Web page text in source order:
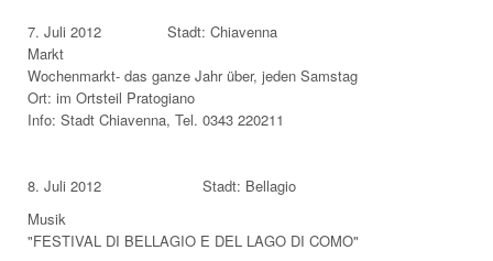
7. Juli 2012 Stadt: Chiavenna
Markt
Wochenmarkt- das ganze Jahr über, jeden Samstag
Ort: im Ortsteil Pratogiano
Info: Stadt Chiavenna, Tel. 0343 220211
8. Juli 2012 Stadt: Bellagio
Musik
"FESTIVAL DI BELLAGIO E DEL LAGO DI COMO"